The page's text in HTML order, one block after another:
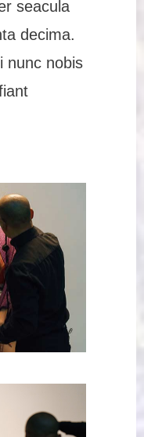
seacula
decima.
nunc nobis